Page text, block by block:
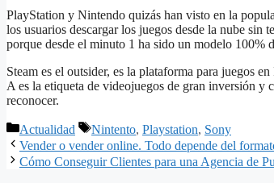
PlayStation y Nintendo quizás han visto en la
los usuarios descargar los juegos desde la nube sin
porque desde el minuto 1 ha sido un modelo 100%
Steam es el outsider, es la plataforma para juegos
A es la etiqueta de videojuegos de gran inversión y
reconocer.
Categories
Actualidad Tags
Nintento, Playstation, Sony
Vender o vender online. Todo depende del
Cómo Conseguir Clientes para una Agencia de